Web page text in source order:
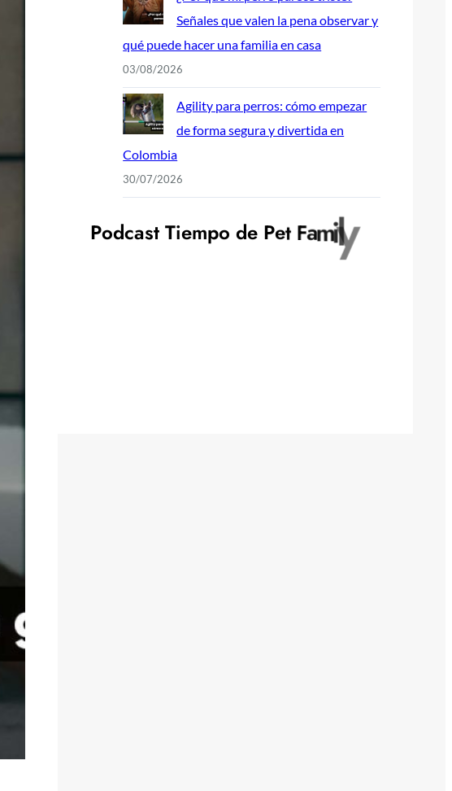
Señales que valen la pena observar y
qué puede hacer una familia en casa
03/08/2026
Agility para perros: cómo empezar
de forma segura y divertida en
Colombia
30/07/2026
Podcast Tiempo de Pet Family